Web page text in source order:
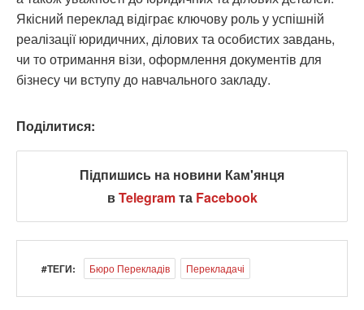
Якісний переклад відіграє ключову роль у успішній
реалізації юридичних, ділових та особистих завдань,
чи то отримання візи, оформлення документів для
бізнесу чи вступу до навчального закладу.
Поділитися:
Підпишись на новини Кам'янця
вTelegramта Facebook
#ТЕГИ: Бюро Перекладів Перекладачі